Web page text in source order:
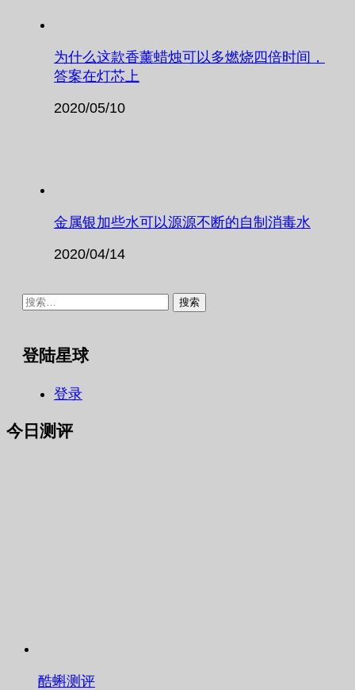
为什么这款香薰蜡烛可以多燃烧四倍时间，
答案在灯芯上
2020/05/10
金属银加些水可以源源不断的自制消毒水
2020/04/14
搜
登陆星球
登录
今日测评
酷蝌测评